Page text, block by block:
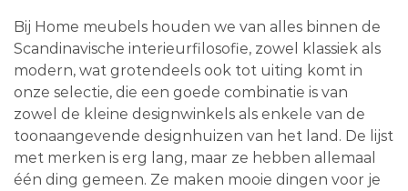
Bij Home meubels houden we van alles binnen de
Scandinavische interieurfilosofie, zowel klassiek als
modern, wat grotendeels ook tot uiting komt in
onze selectie, die een goede combinatie is van
zowel de kleine designwinkels als enkele van de
toonaangevende designhuizen van het land. De lijst
met merken is erg lang, maar ze hebben allemaal
één ding gemeen. Ze maken mooie dingen voor je